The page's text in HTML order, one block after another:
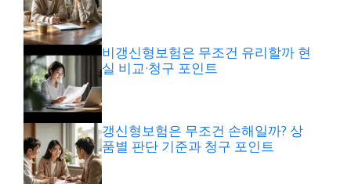
비갱신형보험은 무조건 유리할까 현
실 비교·청구 포인트
갱신형보험은 무조건 손해일까? 상
품별 판단 기준과 청구 포인트